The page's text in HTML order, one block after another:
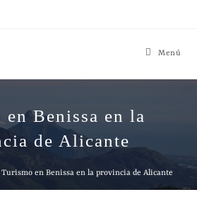
Menú
en Benissa en la
de Alicante
Turismo en Benissa en la provincia de Alicante